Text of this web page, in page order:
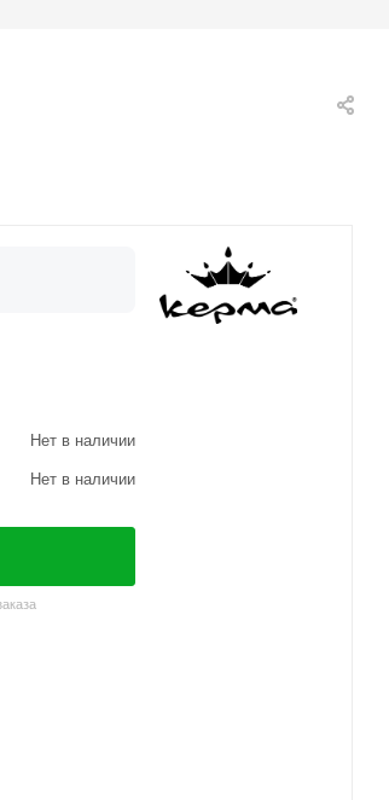
Нет в наличии
Нет в наличии